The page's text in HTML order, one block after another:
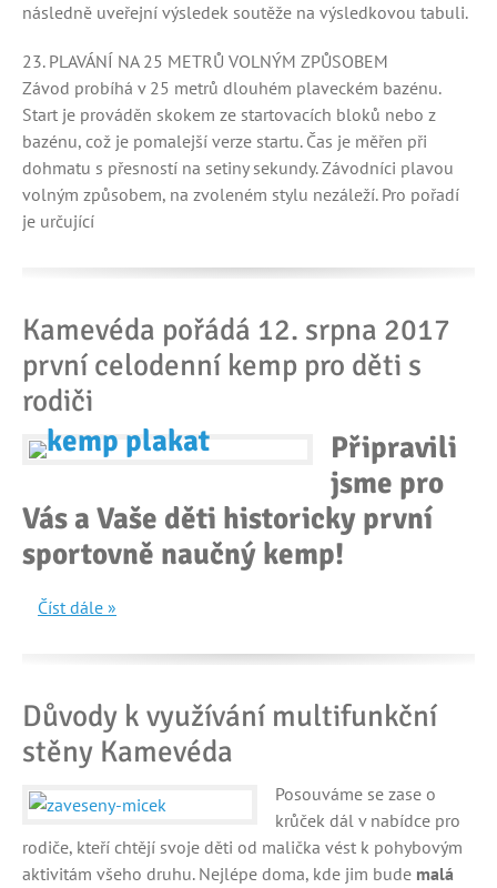
následně uveřejní výsledek soutěže na výsledkovou tabuli.
23. PLAVÁNÍ NA 25 METRŮ VOLNÝM ZPŮSOBEM
Závod probíhá v 25 metrů dlouhém plaveckém bazénu.
Start je prováděn skokem ze startovacích bloků nebo z
bazénu, což je pomalejší verze startu. Čas je měřen při
dohmatu s přesností na setiny sekundy. Závodníci plavou
volným způsobem, na zvoleném stylu nezáleží. Pro pořadí
je určující
Kamevéda pořádá 12. srpna 2017
první celodenní kemp pro děti s
rodiči
Připravili
jsme pro
Vás a Vaše děti historicky první
sportovně naučný kemp!
Číst dále »
Důvody k využívání multifunkční
stěny Kamevéda
Posouváme se zase o
krůček dál v nabídce pro
rodiče, kteří chtějí svoje děti od malička vést k pohybovým
aktivitám všeho druhu. Nejlépe doma, kde jim bude malá